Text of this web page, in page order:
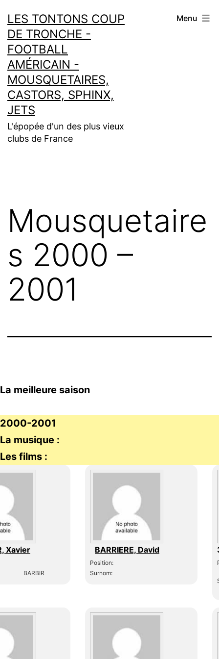
au
contenu
LES TONTONS COUP
DE TRONCHE -
FOOTBALL
AMÉRICAIN -
MOUSQUETAIRES,
CASTORS, SPHINX,
JETS
L'épopée d'un des plus vieux
clubs de France
Menu
Mousquetaire
s 2000 –
2001
La meilleure saison
2000-2001
La musique :
Les films :
Xavier
BARBIR
BARRIERE, David
Position:
Surnom: